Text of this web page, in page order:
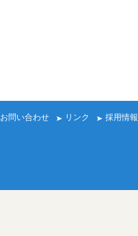
お問い合わせ リンク
採用情報